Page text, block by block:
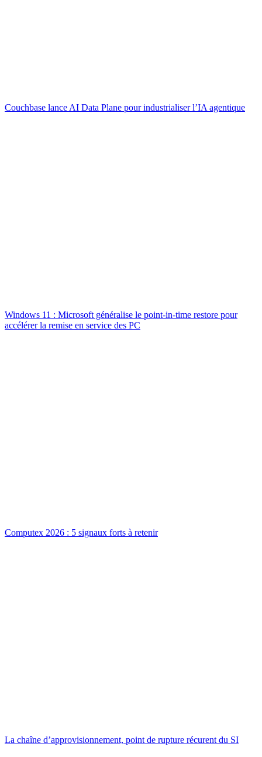
Couchbase lance AI Data Plane pour industrialiser l’IA agentique
Windows 11 : Microsoft généralise le point-in-time restore pour
accélérer la remise en service des PC
Computex 2026 : 5 signaux forts à retenir
La chaîne d’approvisionnement, point de rupture récurent du SI